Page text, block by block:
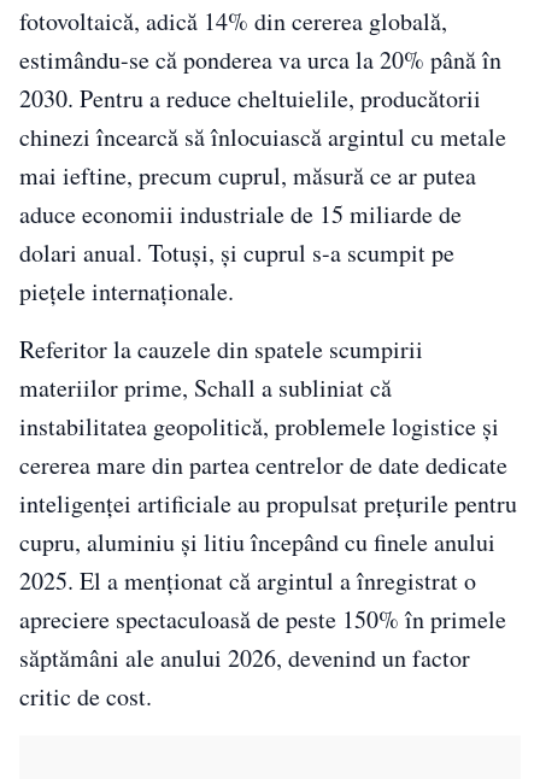
fotovoltaică, adică 14% din cererea globală,
estimându-se că ponderea va urca la 20% până în
2030. Pentru a reduce cheltuielile, producătorii
chinezi încearcă să înlocuiască argintul cu metale
mai ieftine, precum cuprul, măsură ce ar putea
aduce economii industriale de 15 miliarde de
dolari anual. Totuși, și cuprul s-a scumpit pe
piețele internaționale.
Referitor la cauzele din spatele scumpirii
materiilor prime, Schall a subliniat că
instabilitatea geopolitică, problemele logistice și
cererea mare din partea centrelor de date dedicate
inteligenței artificiale au propulsat prețurile pentru
cupru, aluminiu și litiu începând cu finele anului
2025. El a menționat că argintul a înregistrat o
apreciere spectaculoasă de peste 150% în primele
săptămâni ale anului 2026, devenind un factor
critic de cost.